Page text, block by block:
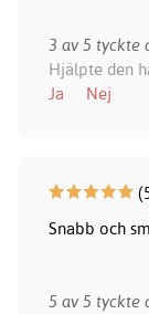
3 av 5 tyckte
Hjälpte den
Ja
Nej
Snabb och
5 av 5 tyckte